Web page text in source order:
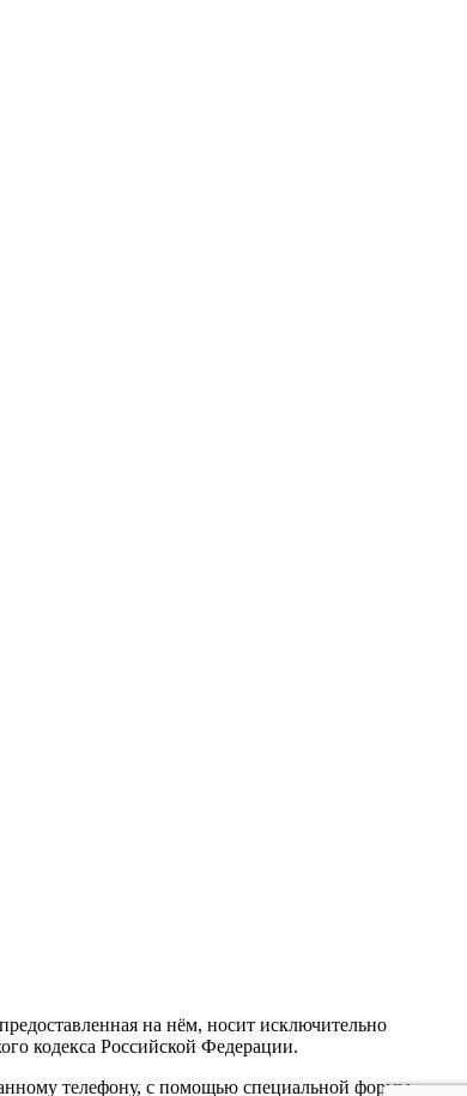
на нём, носит исключительно
кодекса Российской Федерации.
телефону, с помощью специальной формы